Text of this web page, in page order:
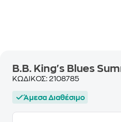
B.B. King's Blues
ΚΩΔΙΚΟΣ: 2108785
Άμεσα Διαθέσιμο